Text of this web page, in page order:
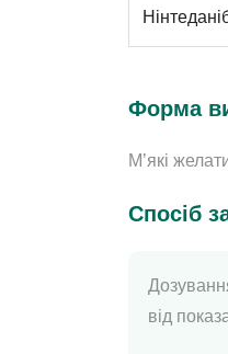
Форма
М’які
Спосіб
від